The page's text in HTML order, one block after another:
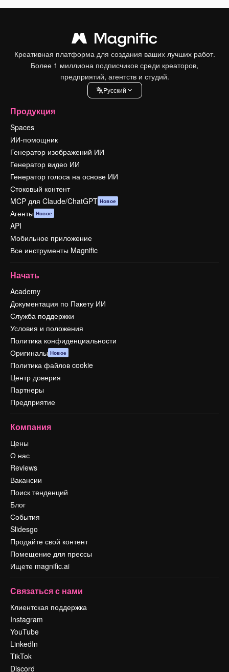
Креативная платформа для создания ваших лучших работ.
Более 1 миллиона подписчиков среди креаторов,
предприятий, агентств и студий.
Pусский
Продукция
Spaces
ИИ-помощник
Генератор изображений ИИ
Генератор видео ИИ
Генератор голоса на основе ИИ
Стоковый контент
MCP для Claude/ChatGPT Новое
Агенты Новое
API
Мобильное приложение
Все инструменты Magnific
Начать
Academy
Документация по Пакету ИИ
Служба поддержки
Условия и положения
Политика конфиденциальности
Оригиналы Новое
Политика файлов cookie
Центр доверия
Партнеры
Предприятие
Компания
Цены
О нас
Reviews
Вакансии
Поиск тенденций
Блог
События
Slidesgo
Продайте свой контент
Помещение для прессы
Ищете magnific.ai
Связаться с нами
Клиентская поддержка
Instagram
YouTube
LinkedIn
TikTok
Discord